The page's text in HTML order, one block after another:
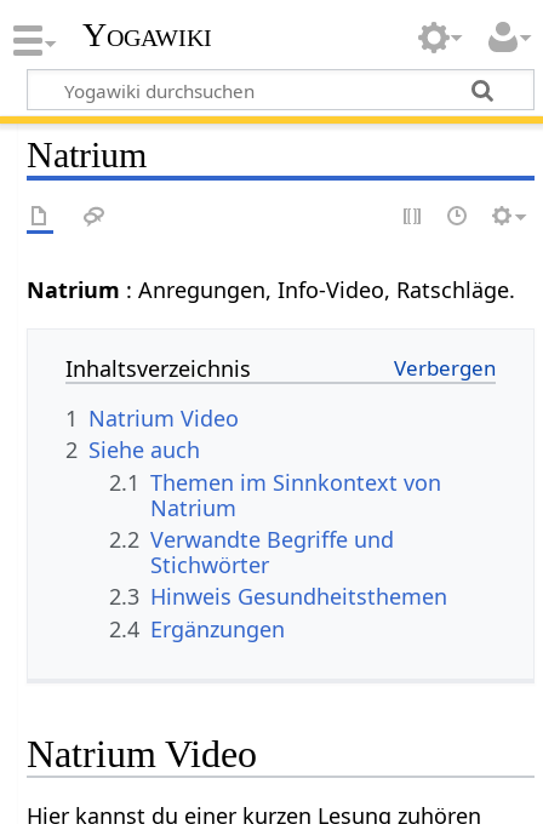
Yogawiki
Natrium
Natrium : Anregungen, Info-Video, Ratschläge.
Inhaltsverzeichnis
1 Natrium Video
2 Siehe auch
2.1 Themen im Sinnkontext von
Natrium
2.2 Verwandte Begriffe und
Stichwörter
2.3 Hinweis Gesundheitsthemen
2.4 Ergänzungen
Natrium Video
Hier kannst du einer kurzen Lesung zuhören